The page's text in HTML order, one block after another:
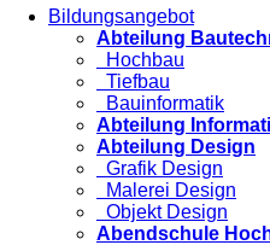
Bildungsangebot
Abteilung
Hochbau
Tiefbau
Bauinformatik
Abteilung
Abteilung Design
Grafik Design
Malerei Design
Objekt Design
Abendschule